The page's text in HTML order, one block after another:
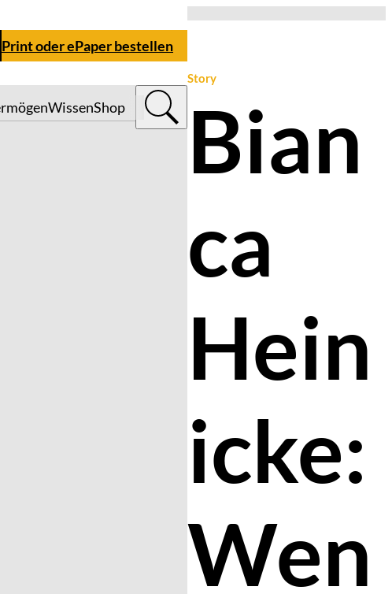
Print oder ePaper bestellen
WissenShop
Story
Bian
ca
Hein
icke:
Wen